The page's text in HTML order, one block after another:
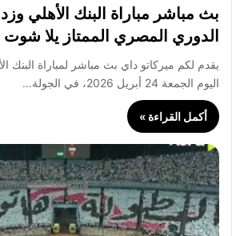
بث مباشر مباراة البنك الأهلي
الدوري المصري الممتاز يلا شوت
يقدم لكم ميركاتو داي بث مباشر لمباراة
اليوم الجمعة 24 أبريل 2026، في الجولة…
أكمل القراءة »